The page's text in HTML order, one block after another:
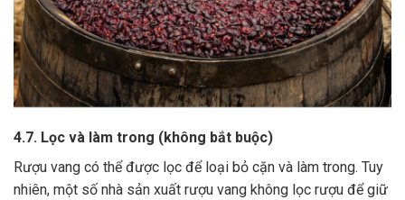
4.7. Lọc và làm trong (không bắt buộc)
Rượu vang có thể được lọc để loại bỏ cặn và làm trong. Tuy
nhiên, một số nhà sản xuất rượu vang không lọc rượu để giữ